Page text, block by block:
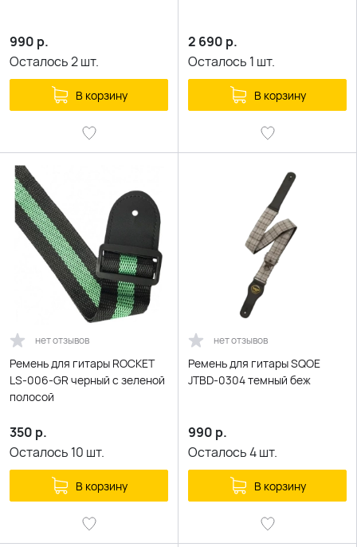
990 р.
Осталось2шт.
В корзину
2 690 р.
Осталось 1 шт.
В корзину
нет отзывов
Ремень для гитары ROCKET
LS-006-GR черный с зеленой
полосой
350 р.
Осталось 10 шт.
В корзину
нет отзывов
Ремень для гитары SQOE
JTBD-0304 темный беж
990 р.
Осталось4шт.
В корзину